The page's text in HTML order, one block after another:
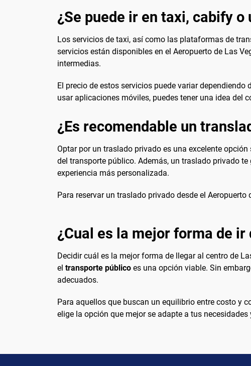
¿Se puede ir en taxi, cabify o
Los servicios de taxi, así como las plataformas de
servicios están disponibles en el Aeropuerto de Las
intermedias.
El precio de estos servicios puede variar
usar aplicaciones móviles, puedes tener una idea del
¿Es recomendable un
Optar por un traslado privado es una excelente
del transporte público. Además, un traslado privado
experiencia más personalizada.
Para reservar un traslado privado desde el
¿Cual es la mejor forma de
Decidir cuál es la mejor forma de llegar al centro de
el transporte público es una opción viable. Sin
adecuados.
Para aquellos que buscan un equilibrio entre costo y
elige la opción que mejor se adapte a tus